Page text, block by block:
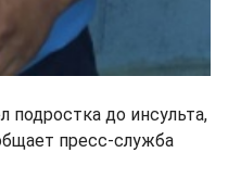
до инсульта,
пресс-служба